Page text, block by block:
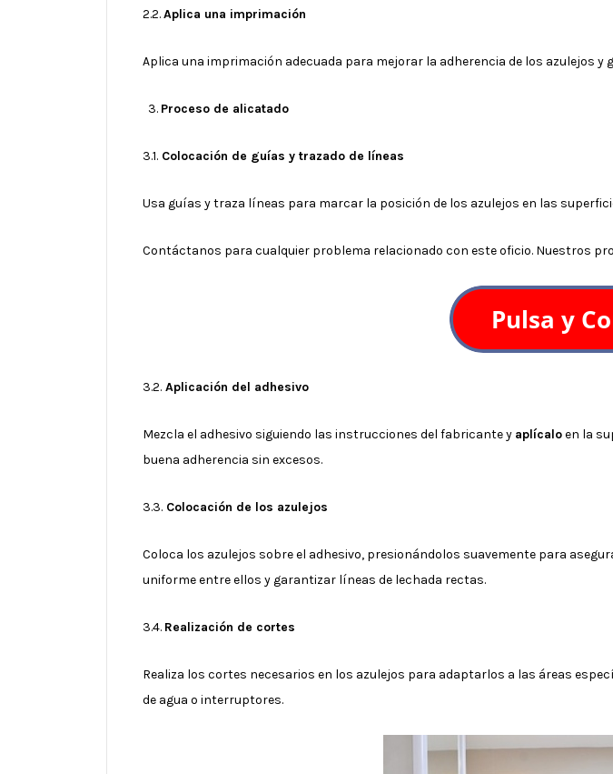
2.2.Aplica una imprimación
Aplica una imprimación adecuada para mejorar la adherencia de los azulejos y
Proceso de alicatado
3.1. Colocación de guías y trazado de líneas
Usa guías y traza líneas para marcar la posición de los azulejos en las
Contáctanos para cualquier problema relacionado con este oficio. Nuestros
3.2. Aplicación del adhesivo
Mezcla el adhesivo siguiendo las instrucciones del fabricante y aplícaloen la
buena adherencia sin excesos.
3.3. Colocación de los azulejos
Coloca los azulejos sobre el adhesivo, presionándolos suavemente para
uniforme entre ellos y garantizar líneas de lechada rectas.
3.4. Realización de cortes
Realiza los cortes necesarios en los azulejos para adaptarlos a las áreas
de agua o interruptores.